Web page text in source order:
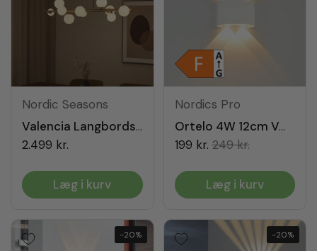
Nordic Seasons
Valencia Langbordspendel Messing/Opal
2.499 kr.
Læg i kurv
Nordics Pro
Ortelo 4W 12cm Væglampe Hvid
199 kr. 249 kr.
Læg i kurv
-20% -20%